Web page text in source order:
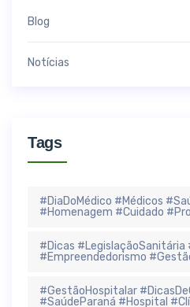
Blog
Notícias
Tags
#DiaDoMédico #Médicos
#Homenagem #Cuidado
#Dicas #LegislaçãoSanitária
#Empreendedorismo
#GestãoHospitalar
#SaúdeParaná #Hospital